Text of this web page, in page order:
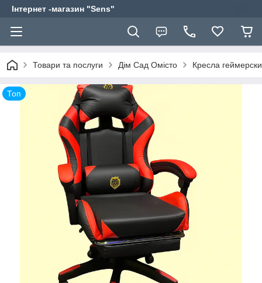
Інтернет -магазин "Sens"
Товари та послуги Дім Сад Омісто Кресла
Топ